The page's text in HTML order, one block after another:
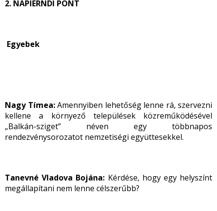
2. NAPIERNDI PONT
Egyebek
Nagy Tímea:Amennyiben lehetőség lenne rá, szervezni
kellene a környező települések közreműködésével
„Balkán-sziget” néven egy többnapos
rendezvénysorozatot nemzetiségi együttesekkel.
Tanevné Vladova Bojána: Kérdése, hogy egy helyszínt
megállapítani nem lenne célszerűbb?